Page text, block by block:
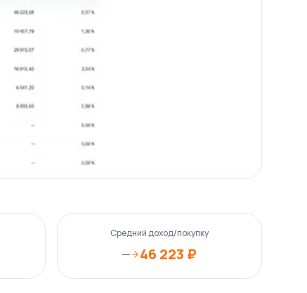
Средний доход/покупку
— 46 223 ₽